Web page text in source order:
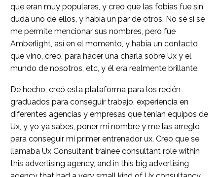
que eran muy populares, y creo que las fobias fue sin
duda uno de ellos, y había un par de otros. No sé si se
me permite mencionar sus nombres, pero fue
Amberlight, así en el momento, y había un contacto
que vino, creo, para hacer una charla sobre Ux y el
mundo de nosotros, etc, y él era realmente brillante.
De hecho, creó esta plataforma para los recién
graduados para conseguir trabajo, experiencia en
diferentes agencias y empresas que tenían equipos de
Ux, y yo ya sabes, poner mi nombre y me las arreglo
para conseguir mi primer entrenador ux. Creo que se
llamaba Ux Consultant trainee consultant role within
this advertising agency, and in this big advertising